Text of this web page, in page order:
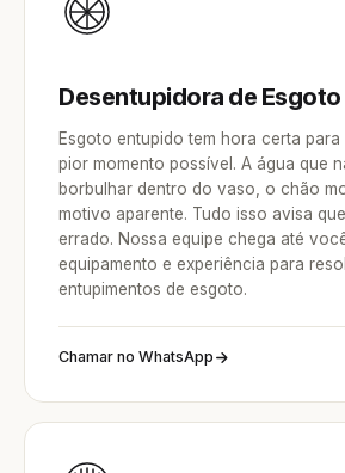
Desentupidora de Esgoto
Esgoto entupido tem hora certa
pior momento possível. A água que
borbulhar dentro do vaso, o chão
motivo aparente. Tudo isso avisa
errado. Nossa equipe chega até
equipamento e experiência para
entupimentos de esgoto.
Chamar no WhatsApp